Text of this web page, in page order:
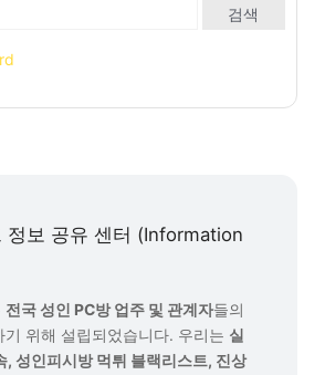
검색
정보 공유 센터 (Information
전국 성인 PC방 업주 및 관계자들의
기 위해 설립되었습니다. 우리는 실
, 성인피시방 먹튀 블랙리스트, 진상